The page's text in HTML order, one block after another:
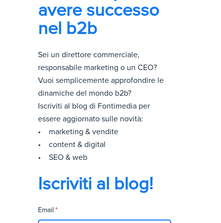
avere successo
nel b2b
Sei un direttore commerciale,
responsabile marketing o un CEO?
Vuoi semplicemente approfondire le
dinamiche del mondo b2b?
Iscriviti al blog di Fontimedia per
essere aggiornato sulle novità:
• marketing & vendite
• content & digital
• SEO & web
Iscriviti al blog!
Email *